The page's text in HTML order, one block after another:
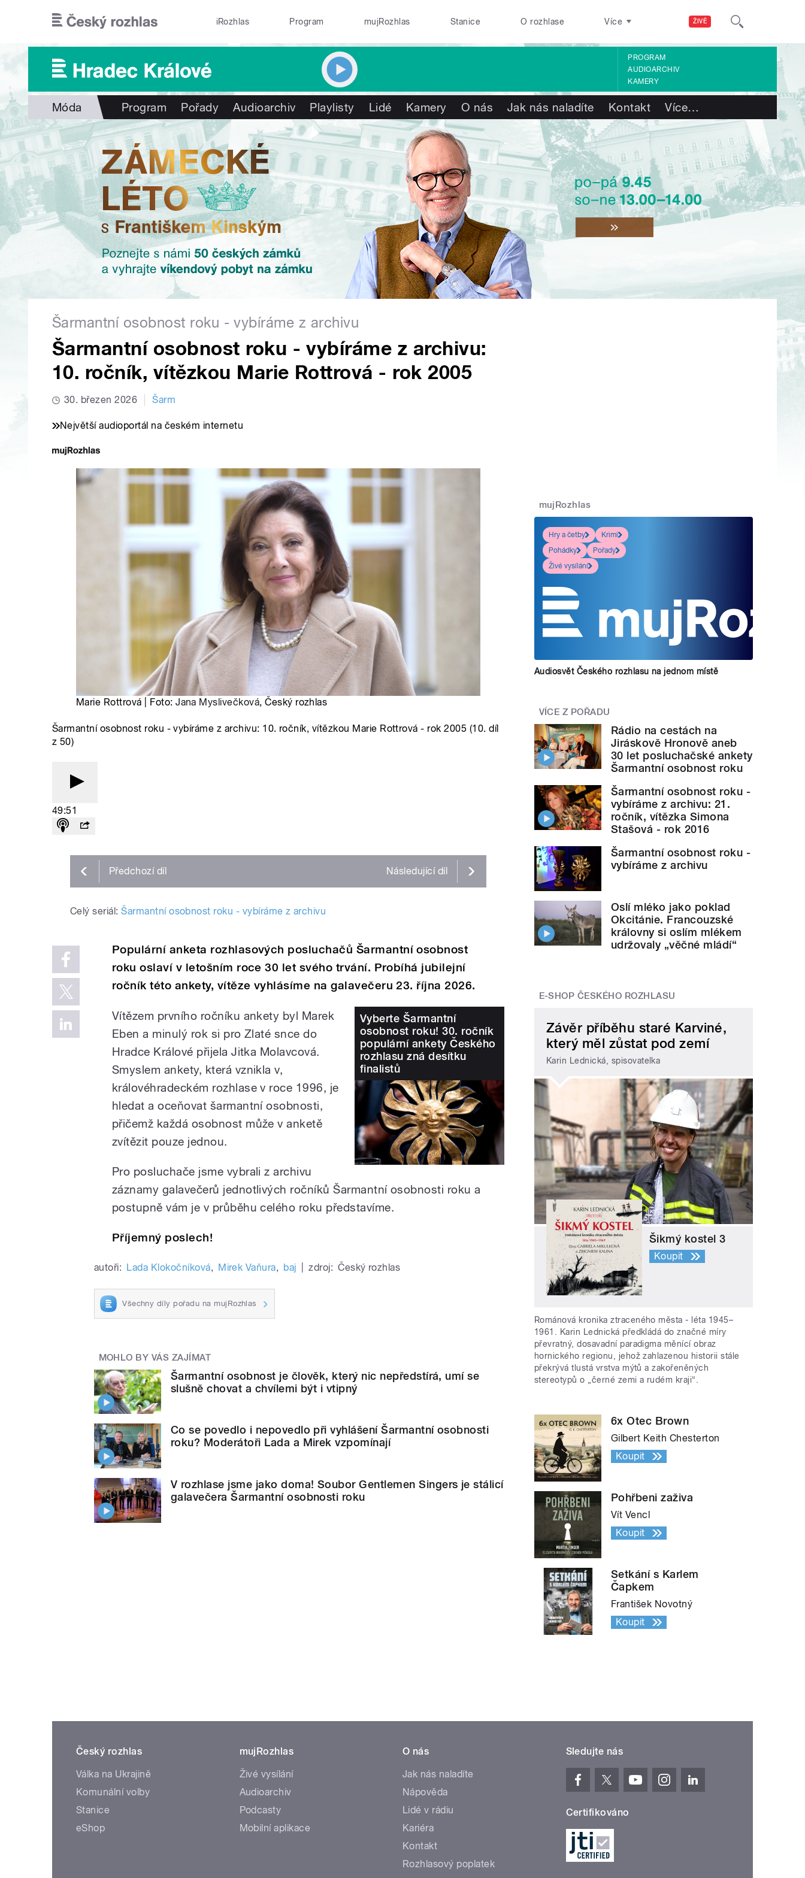
ŽIVĚ
iRozhlas Program mujRozhlas Stanice O rozhlase Více
PROGRAM
AUDIOARCHIV
KAMERY
Móda Program Pořady Audioarchiv Playlisty Lidé Kamery O nás Jak nás naladíte Kontakt Více…
Šarmantní osobnost roku - vybíráme z archivu
Šarmantní osobnost roku - vybíráme z archivu:
10. ročník, vítězkou Marie Rottrová - rok 2005
30. březen 2026 Šarm
Největší audioportál na českém internetu
Marie Rottrová | Foto:Jana Myslivečková, Český rozhlas
Šarmantní osobnost roku - vybíráme z archivu: 10. ročník, vítězkou Marie Rottrová - rok 2005 (10. díl
z 50)
49:51
Předchozí díl Následující díl
Celý seriál: Šarmantní osobnost roku - vybíráme z archivu
Populární anketa rozhlasových posluchačů Šarmantní osobnost
roku oslaví v letošním roce 30 let svého trvání. Probíhá jubilejní
ročník této ankety, vítěze vyhlásíme na galavečeru 23. října 2026.
Vyberte Šarmantní
osobnost roku! 30. ročník
populární ankety Českého
rozhlasu zná desítku
finalistů
Vítězem prvního ročníku ankety byl Marek
Eben a minulý rok si pro Zlaté snce do
Hradce Králové přijela Jitka Molavcová.
Smyslem ankety, která vznikla v,
královéhradeckém rozhlase v roce 1996, je
hledat a oceňovat šarmantní osobnosti,
přičemž každá osobnost může v anketě
zvítězit pouze jednou.
Pro posluchače jsme vybrali z archivu
záznamy galavečerů jednotlivých ročníků Šarmantní osobnosti roku a
postupně vám je v průběhu celého roku představíme.
Příjemný poslech!
autoři: Lada Klokočníková, Mirek Vaňura, baj zdroj: Český rozhlas
Všechny díly pořadu na mujRozhlas
MOHLO BY VÁS ZAJÍMAT
Šarmantní osobnost je člověk, který nic nepředstírá, umí se
slušně chovat a chvílemi být i vtipný
Co se povedlo i nepovedlo při vyhlášení Šarmantní osobnosti
roku? Moderátoři Lada a Mirek vzpomínají
V rozhlase jsme jako doma! Soubor Gentlemen Singers je stálicí
galavečera Šarmantní osobnosti roku
mujRozhlas
Hry a četby
Krimi
Pohádky
Pořady
Živé vysílání
Audiosvět Českého rozhlasu na jednom místě
VÍCE Z POŘADU
Rádio na cestách na
Jiráskově Hronově aneb
30 let posluchačské ankety
Šarmantní osobnost roku
Šarmantní osobnost roku -
vybíráme z archivu: 21.
ročník, vítězka Simona
Stašová - rok 2016
Šarmantní osobnost roku -
vybíráme z archivu
Oslí mléko jako poklad
Okcitánie. Francouzské
královny si oslím mlékem
udržovaly „věčné mládí“
E-SHOP ČESKÉHO ROZHLASU
Závěr příběhu staré Karviné,
který měl zůstat pod zemí
Karin Lednická, spisovatelka
Šikmý kostel 3
Koupit
Románová kronika ztraceného města - léta 1945–
1961. Karin Lednická předkládá do značné míry
převratný, dosavadní paradigma měnící obraz
hornického regionu, jehož zahlazenou historii stále
překrývá tlustá vrstva mýtů a zakořeněných
stereotypů o „černé zemi a rudém kraji“.
6x Otec Brown
Gilbert Keith Chesterton
Koupit
Pohřbeni zaživa
Vít Vencl
Koupit
Setkání s Karlem
Čapkem
František Novotný
Koupit
Český rozhlas
Válka na Ukrajině
Komunální volby
Stanice
eShop
mujRozhlas
Živé vysílání
Audioarchiv
Podcasty
Mobilní aplikace
O nás
Jak nás naladíte
Nápověda
Lidé v rádiu
Kariéra
Kontakt
Rozhlasový poplatek
Sledujte nás
Certifikováno